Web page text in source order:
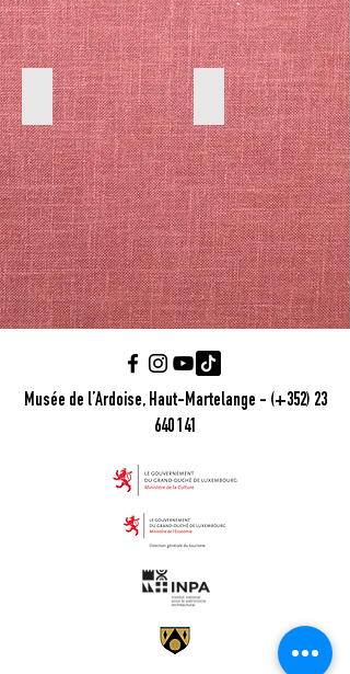
DE FR
Musée de l’Ardoise, Haut-Martelange - (+352) 23
640 141